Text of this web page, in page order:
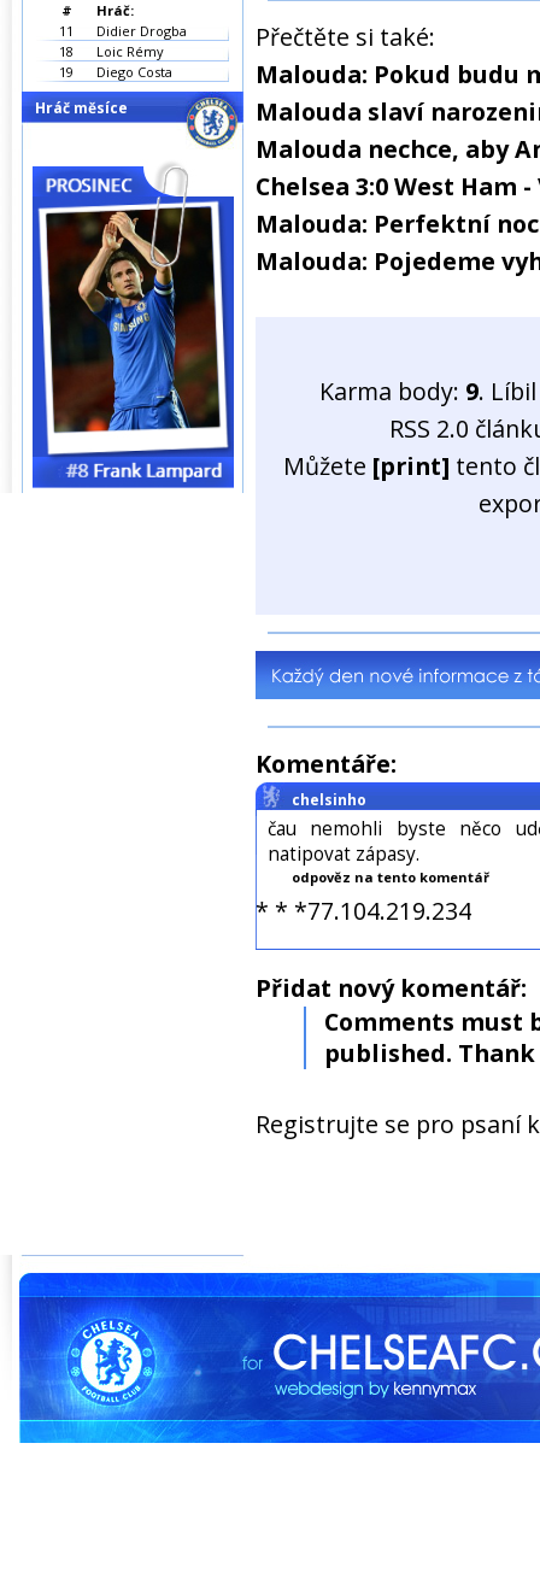
Přečtěte si také:
Malouda: Pokud budu
Malouda slaví
Malouda nechce, aby
Chelsea 3:0 West Ham
Malouda: Perfektní noc
Malouda: Pojedeme
Karma body: 9.
RSS 2.0
Můžete [print] tento
Komentáře:
chelsinho
čau nemohli byste něco
natipovat zápasy.
odpověz na tento komentář
* * *77.104.219.234
Přidat nový komentář:
Comments must
published. Thank
Registrujte se pro psaní
#
Hráč:
11
Didier Drogba
18
Loic Rémy
19
Diego Costa
Hráč měsíce